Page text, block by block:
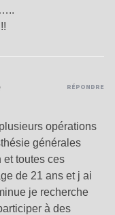
opérations
générales
et toutes ces
de 21 ans et j ai
je recherche
à des
RÉPONDRE